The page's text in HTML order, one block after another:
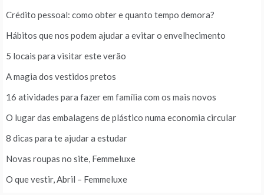
Crédito pessoal: como obter e quanto tempo demora?
Hábitos que nos podem ajudar a evitar o envelhecimento
5 locais para visitar este verão
A magia dos vestidos pretos
16 atividades para fazer em família com os mais novos
O lugar das embalagens de plástico numa economia circular
8 dicas para te ajudar a estudar
Novas roupas no site, Femmeluxe
O que vestir, Abril – Femmeluxe